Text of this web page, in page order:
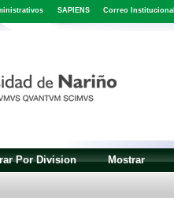
SAPIENS Correo
Por Division Mostrar